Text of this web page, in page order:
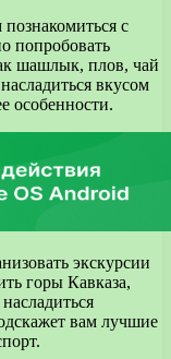
с
попробовать
шашлык, плов, чай
вкусом
особенности.
экскурсии
горы Кавказа,
вам лучшие